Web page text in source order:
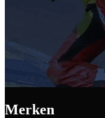
Merken